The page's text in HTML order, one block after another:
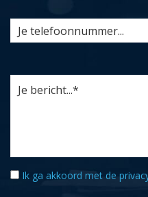
Ik ga akkoord met de